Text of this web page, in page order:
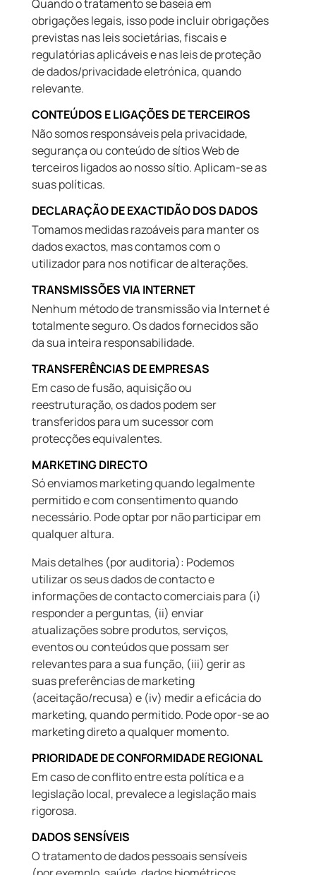
Quando o tratamento se baseia em
obrigações legais, isso pode incluir obrigações
previstas nas leis societárias, fiscais e
regulatórias aplicáveis e nas leis de proteção
de dados/privacidade eletrónica, quando
relevante.
CONTEÚDOS E LIGAÇÕES DE TERCEIROS
Não somos responsáveis pela privacidade,
segurança ou conteúdo de sítios Web de
terceiros ligados ao nosso sítio. Aplicam-se as
suas políticas.
DECLARAÇÃO DE EXACTIDÃO DOS DADOS
Tomamos medidas razoáveis para manter os
dados exactos, mas contamos com o
utilizador para nos notificar de alterações.
TRANSMISSÕES VIA INTERNET
Nenhum método de transmissão via Internet é
totalmente seguro. Os dados fornecidos são
da sua inteira responsabilidade.
TRANSFERÊNCIAS DE EMPRESAS
Em caso de fusão, aquisição ou
reestruturação, os dados podem ser
transferidos para um sucessor com
protecções equivalentes.
MARKETING DIRECTO
Só enviamos marketing quando legalmente
permitido e com consentimento quando
necessário. Pode optar por não participar em
qualquer altura.
Mais detalhes (por auditoria): Podemos
utilizar os seus dados de contacto e
informações de contacto comerciais para (i)
responder a perguntas, (ii) enviar
atualizações sobre produtos, serviços,
eventos ou conteúdos que possam ser
relevantes para a sua função, (iii) gerir as
suas preferências de marketing
(aceitação/recusa) e (iv) medir a eficácia do
marketing, quando permitido. Pode opor-se ao
marketing direto a qualquer momento.
PRIORIDADE DE CONFORMIDADE REGIONAL
Em caso de conflito entre esta política e a
legislação local, prevalece a legislação mais
rigorosa.
DADOS SENSÍVEIS
O tratamento de dados pessoais sensíveis